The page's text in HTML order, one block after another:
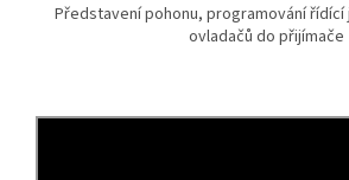
Představení pohonu, programování
ovladačů do přijímače